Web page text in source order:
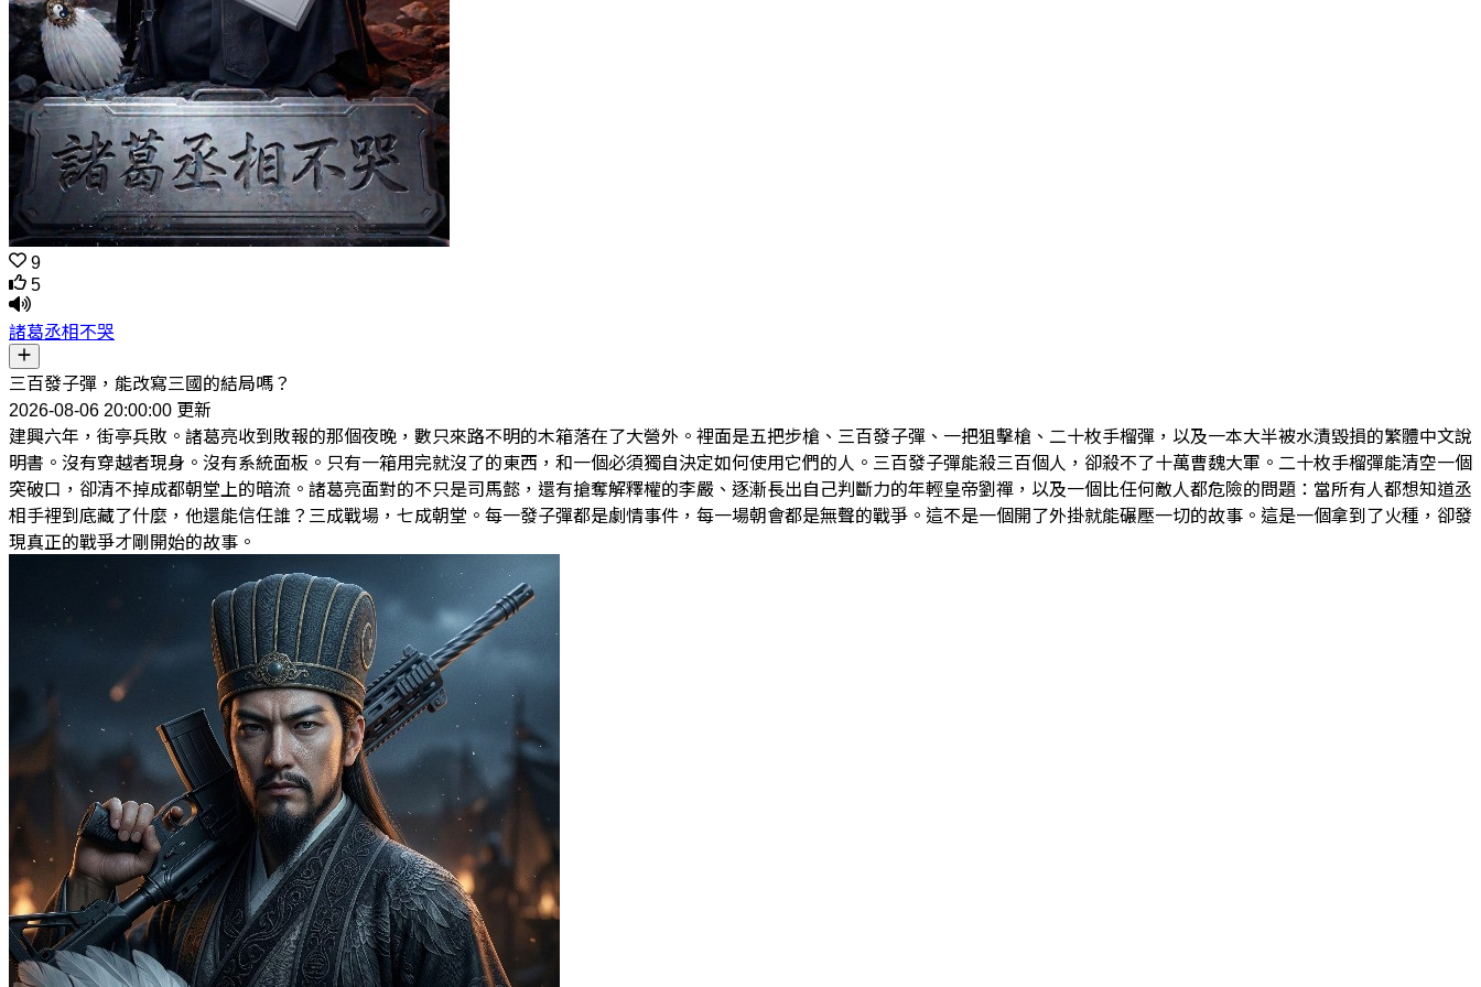
9
5
諸葛丞相不哭
三百發子彈，能改寫三國的結局嗎？
2026-08-06 20:00:00 更新
建興六年，街亭兵敗。諸葛亮收到敗報的那個夜晚，數只來路不明的木箱落在了大營外。裡面是五把步槍、三百發子彈、一把狙擊槍、二十枚手榴彈，以及一本大半被水漬毀損的繁體中文說
明書。沒有穿越者現身。沒有系統面板。只有一箱用完就沒了的東西，和一個必須獨自決定如何使用它們的人。三百發子彈能殺三百個人，卻殺不了十萬曹魏大軍。二十枚手榴彈能清空一個
突破口，卻清不掉成都朝堂上的暗流。諸葛亮面對的不只是司馬懿，還有搶奪解釋權的李嚴、逐漸長出自己判斷力的年輕皇帝劉禪，以及一個比任何敵人都危險的問題：當所有人都想知道丞
相手裡到底藏了什麼，他還能信任誰？三成戰場，七成朝堂。每一發子彈都是劇情事件，每一場朝會都是無聲的戰爭。這不是一個開了外掛就能碾壓一切的故事。這是一個拿到了火種，卻發
現真正的戰爭才剛開始的故事。